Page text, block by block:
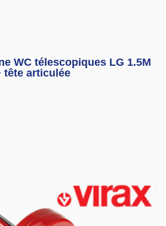
WC télescopiques LG 1.5M
tête articulée